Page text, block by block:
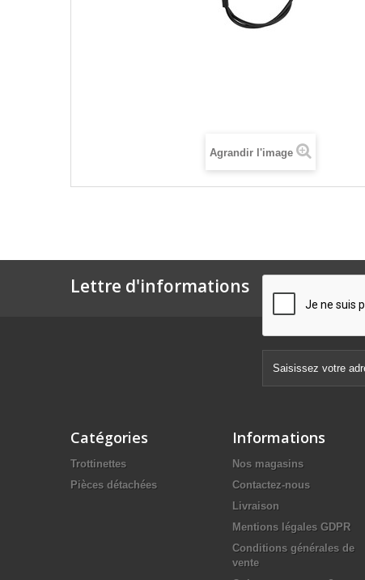
Agrandir l'image
Lettre d'informations
Catégories
Trottinettes
Pièces détachées
Informations
Nos magasins
Contactez-nous
Livraison
Mentions légales GDPR
Conditions générales de
vente